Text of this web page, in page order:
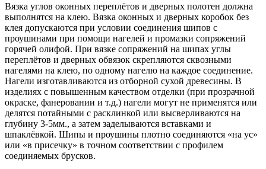
Вязка углов оконных переплётов и дверных полотен должна
выполнятся на клею. Вязка оконных и дверных коробок без
клея допускаются при условии соединения шипов с
проушинами при помощи нагелей и промазки сопряжений
горячей олифой. При вязке сопряжений на шипах углы
переплётов и дверных обвязок скрепляются сквозными
нагелями на клею, по одному нагелю на каждое соединение.
Нагели изготавливаются из отборной сухой древесины. В
изделиях с повышенным качеством отделки (при прозрачной
окраске, фанеровании и т.д.) нагели могут не применятся или
делятся потайными с расклинкой или высверливаются на
глубину 3-5мм., а затем заделываются вставками и
шпаклёвкой. Шипы и проушины плотно соединяются «на ус»
или «в присечку» в точном соответствии с профилем
соединяемых брусков.